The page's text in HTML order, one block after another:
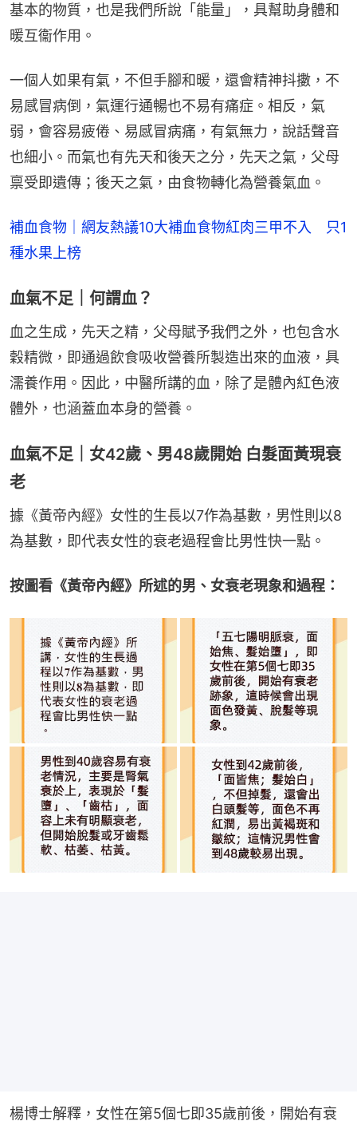
基本的物質，也是我們所說「能量」，具幫助身體和
暖互衞作用。
一個人如果有氣，不但手腳和暖，還會精神抖擻，不
易感冒病倒，氣運行通暢也不易有痛症。相反，氣
弱，會容易疲倦、易感冒病痛，有氣無力，說話聲音
也細小。而氣也有先天和後天之分，先天之氣，父母
禀受即遺傳；後天之氣，由食物轉化為營養氣血。
補血食物｜網友熱議10大補血食物紅肉三甲不入　只1
種水果上榜
血氣不足｜何謂血？
血之生成，先天之精，父母賦予我們之外，也包含水
穀精微，即通過飲食吸收營養所製造出來的血液，具
濡養作用。因此，中醫所講的血，除了是體內紅色液
體外，也涵蓋血本身的營養。
血氣不足｜女42歲、男48歲開始 白髮面黃現衰
老
據《黃帝內經》女性的生長以7作為基數，男性則以8
為基數，即代表女性的衰老過程會比男性快一點。
按圖看《黃帝內經》所述的男、女衰老現象和過程：
楊博士解釋，女性在第5個七即35歲前後，開始有衰